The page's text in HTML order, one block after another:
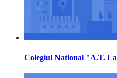
Colegiul National "A.T.